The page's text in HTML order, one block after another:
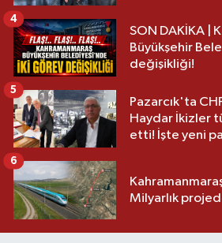
SON DAKİKA |
Büyükşehir
değişikliği!
4
Pazarcık'ta
Haydar İkizler
etti! İşte yeni
5
Milyarlık
6